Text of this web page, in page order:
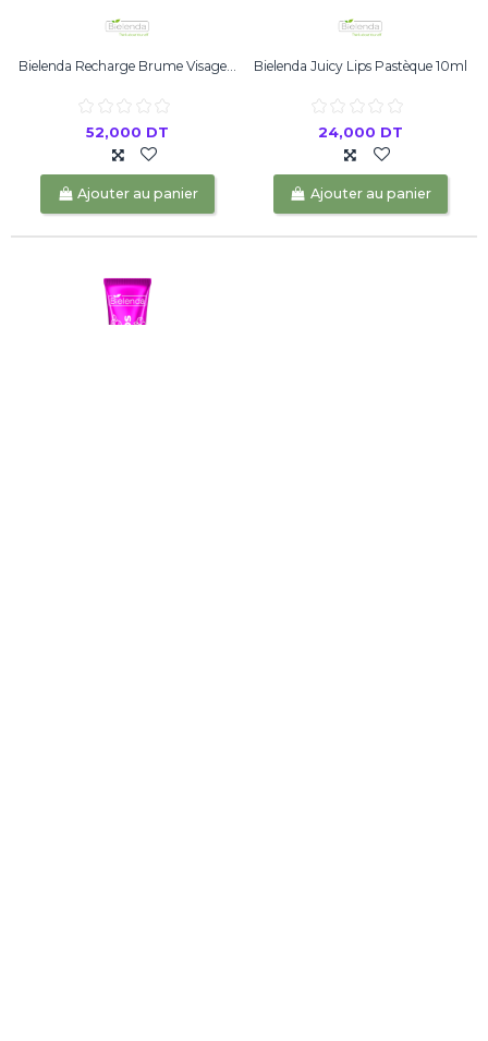
Bielenda Recharge Brume Visage...
52,000 DT
Ajouter au panier
Bielenda Juicy Lips Pastèque 10ml
24,000 DT
Ajouter au panier